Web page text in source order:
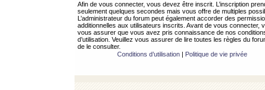
Afin de vous connecter, vous devez être inscrit. L’inscription
seulement quelques secondes mais vous offre de multiples
L’administrateur du forum peut également accorder des
additionnelles aux utilisateurs inscrits. Avant de vous connecter,
vous assurer que vous avez pris connaissance de nos
d’utilisation. Veuillez vous assurer de lire toutes les règles du
de le consulter.
Conditions d’utilisation| Politique de vie privée